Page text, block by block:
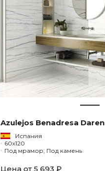
Azulejos Benadresa Daren
Испания
60x120
Под мрамор, Под камень
Цена от 5 693 ₽